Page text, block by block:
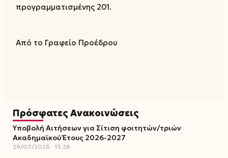
προγραμματισμένης 201.
Από το Γραφείο Προέδρου
Πρόσφατες Ανακοινώσεις
Υποβολή Αιτήσεων για Σίτιση φοιτητών/τριών
Ακαδημαϊκού Έτους 2026-2027
29/07/2026 13:26